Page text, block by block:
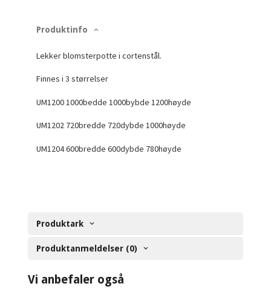
Produktinfo
Lekker blomsterpotte i cortenstål.
Finnes i 3 størrelser
UM1200 1000bedde 1000bybde 1200høyde
UM1202 720bredde 720dybde 1000høyde
UM1204 600bredde 600dybde 780høyde
Produktark
Produktanmeldelser (0)
Vi anbefaler også